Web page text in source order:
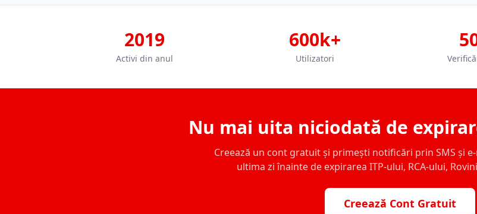
2019
Activi din anul
600k+
Utilizatori
Nu mai uita niciodată de
Creează un cont gratuit și primești notificări prin SMS și
ultima zi înainte de expirarea ITP-ului, RCA-ului,
Creează Cont Gratuit